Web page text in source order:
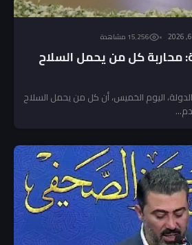
15٬256 مشاهدة
محاربة كل من يحمل السلاح
الدولة، اليوم الخميس، أن كل من يحمل السلاح